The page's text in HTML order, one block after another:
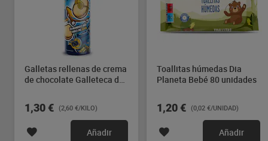
Galletas rellenas de crema
de chocolate Galleteca de
1,30 € (2,60 €/KILO)
Añadir
Toallitas húmedas Dia
Planeta Bebé 80 unidades
1,20 € (0,02 €/UNIDAD)
Añadir